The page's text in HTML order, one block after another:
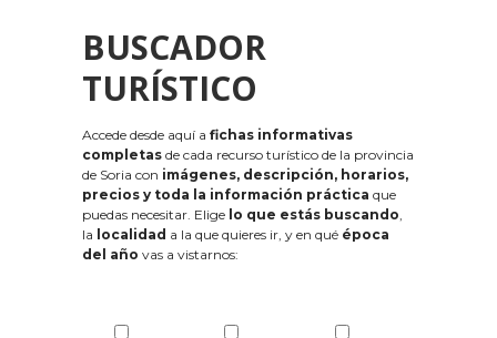
BUSCADOR
TURÍSTICO
Accede desde aquí a fichas informativas
completas de cada recurso turístico de la provincia
de Soria con imágenes, descripción, horarios,
precios y toda la información práctica que
puedas necesitar. Elige lo que estás buscando,
la localidad a la que quieres ir, y en qué época
del año vas a vistarnos: